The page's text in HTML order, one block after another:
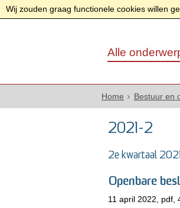
Wij zouden graag functionele cookies willen
Alle
Home Bestuur en
2021-2
2e kwartaal 2021
Openbare
11 april 2022, pdf